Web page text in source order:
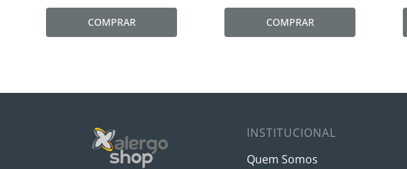
COMPRAR COMPRAR
INSTITUCIONAL
Quem Somos